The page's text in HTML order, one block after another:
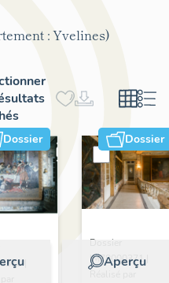
: Yvelines)
Dossier
|
Dossier
Aperçu
Dossier
IM78000371 |